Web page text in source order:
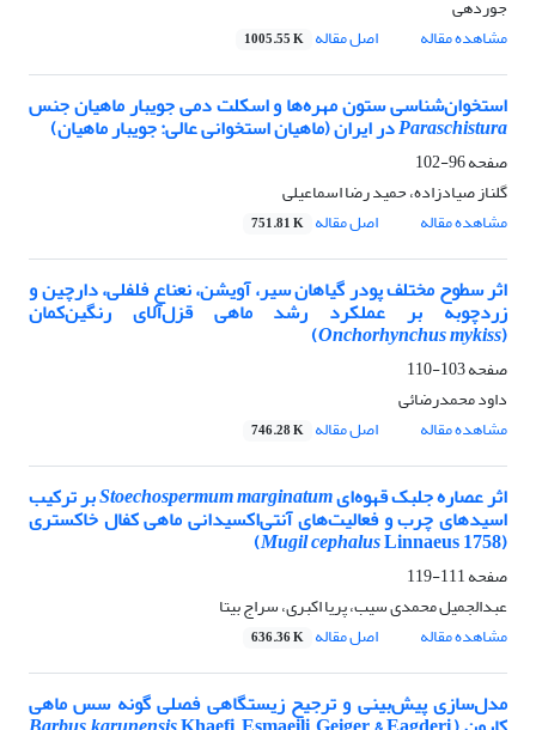
جوردهی
مشاهده مقاله
اصل مقاله 1005.55 K
استخوان‌شناسی ستون مهره‌ها و اسکلت دمی جویبار ماهیان جنس
Paraschisturaدر ایران (ماهیان استخوانی عالی: جویبار ماهیان)
صفحه96-102
گلناز صیادزاده، حمید رضا اسماعیلی
مشاهده مقاله
اصل مقاله 751.81 K
اثر سطوح مختلف پودر گیاهان سیر، آویشن، نعناع فلفلی، دارچین و
زردچوبه بر عملکرد رشد ماهی قزل‌آلای رنگین‌کمان
(
Onchorhynchus mykiss
)
صفحه103-110
داود محمدرضائی
مشاهده مقاله
اصل مقاله 746.28 K
اثر عصاره جلبک قهوه‌ایStoechospermum marginatumبر ترکیب
اسیدهای چرب و فعالیت‌‌های آنتی‌اکسیدانی ماهی کفال خاکستری
(
Mugil cephalusLinnaeus 1758)
صفحه111-119
عبدالجمیل محمدی سیب، پریا اکبری، سراج بیتا
مشاهده مقاله
اصل مقاله 636.36 K
مدل‌‌سازی پیش‌بینی و ترجیح زیستگاهی فصلی گونه سس ماهی